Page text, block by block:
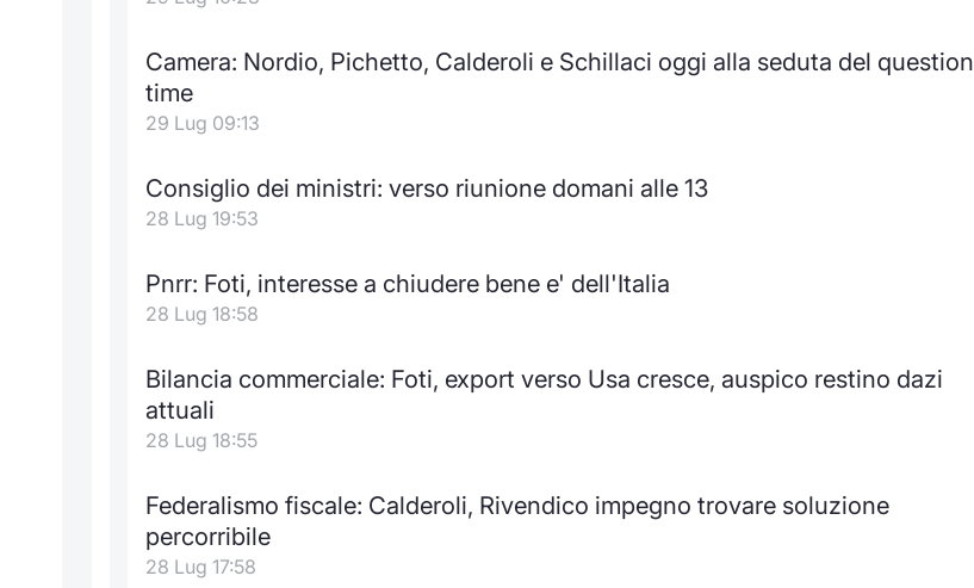
Camera: Nordio, Pichetto, Calderoli e Schillaci oggi alla seduta del question
time
29 Lug 09:13
Consiglio dei ministri: verso riunione domani alle 13
28 Lug 19:53
Pnrr: Foti, interesse a chiudere bene e' dell'Italia
28 Lug 18:58
Bilancia commerciale: Foti, export verso Usa cresce, auspico restino dazi
attuali
28 Lug 18:55
Federalismo fiscale: Calderoli, Rivendico impegno trovare soluzione
percorribile
28 Lug 17:58